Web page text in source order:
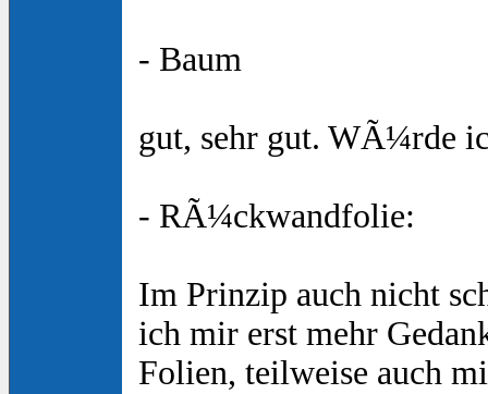
- Baum
gut, sehr gut. WÃ¼rde
- RÃ¼ckwandfolie:
Im Prinzip auch nicht
ich mir erst mehr
Folien, teilweise auch